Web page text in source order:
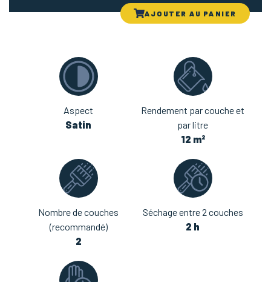
AJOUTER AU PANIER
Aspect
Satin
Rendement par couche et
par litre
12 m²
Nombre de couches
(recommandé)
2
Séchage entre 2 couches
2 h